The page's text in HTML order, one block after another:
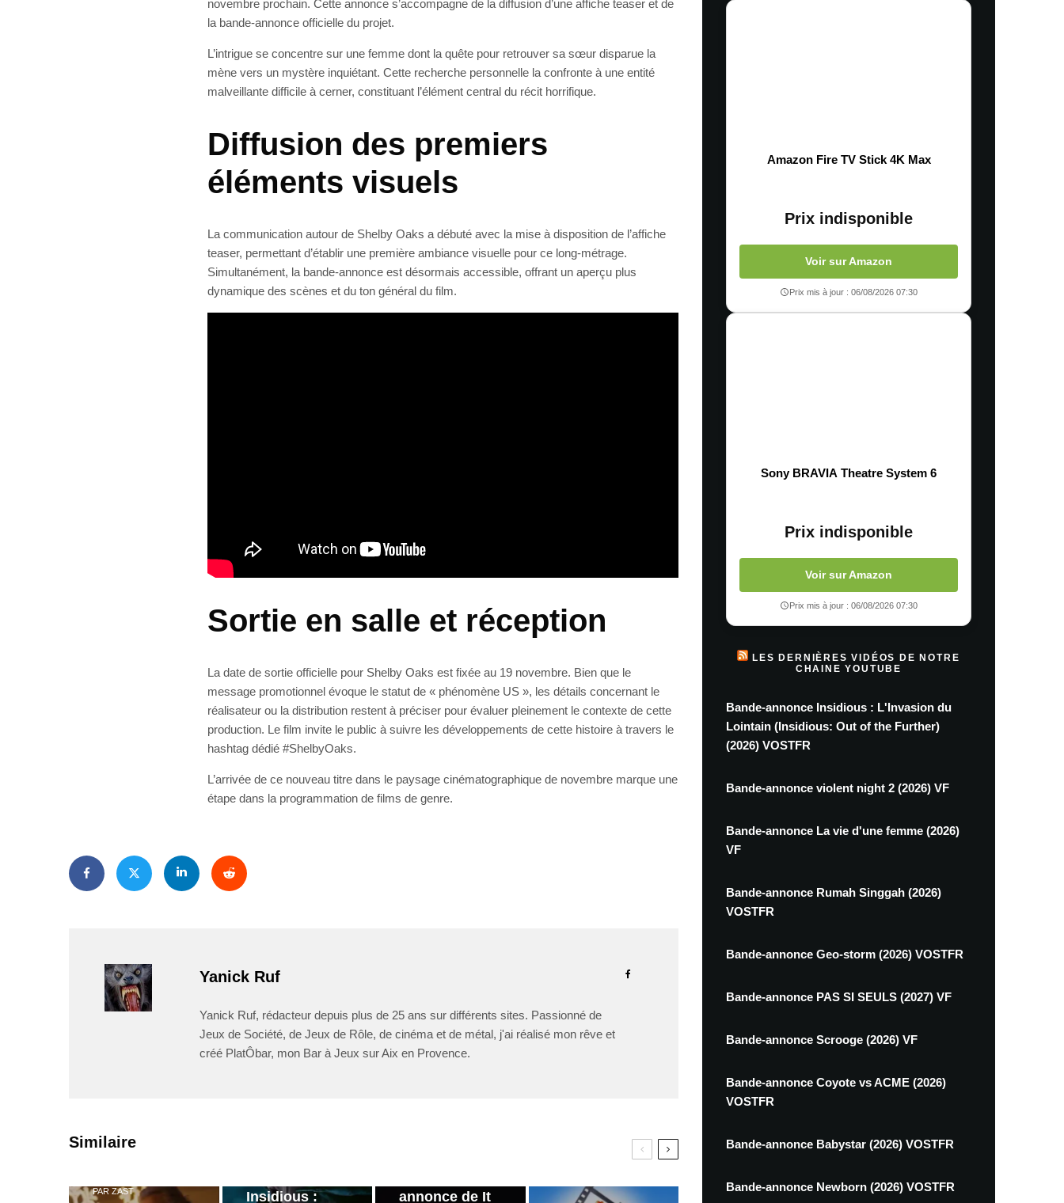
novembre prochain. Cette annonce s’accompagne de la diffusion d’une affiche teaser et de
la bande-annonce officielle du projet.
L’intrigue se concentre sur une femme dont la quête pour retrouver sa sœur disparue la
mène vers un mystère inquiétant. Cette recherche personnelle la confronte à une entité
malveillante difficile à cerner, constituant l’élément central du récit horrifique.
Diffusion des premiers
éléments visuels
La communication autour de Shelby Oaks a débuté avec la mise à disposition de l’affiche
teaser, permettant d’établir une première ambiance visuelle pour ce long-métrage.
Simultanément, la bande-annonce est désormais accessible, offrant un aperçu plus
dynamique des scènes et du ton général du film.
Sortie en salle et réception
La date de sortie officielle pour Shelby Oaks est fixée au 19 novembre. Bien que le
message promotionnel évoque le statut de « phénomène US », les détails concernant le
réalisateur ou la distribution restent à préciser pour évaluer pleinement le contexte de cette
production. Le film invite le public à suivre les développements de cette histoire à travers le
hashtag dédié #ShelbyOaks.
L’arrivée de ce nouveau titre dans le paysage cinématographique de novembre marque une
étape dans la programmation de films de genre.
Yanick Ruf
Yanick Ruf, rédacteur depuis plus de 25 ans sur différents sites. Passionné de
Jeux de Société, de Jeux de Rôle, de cinéma et de métal, j'ai réalisé mon rêve et
créé PlatÔbar, mon Bar à Jeux sur Aix en Provence.
Similaire
PAR ZAST
Insidious :
annonce de It
Amazon Fire TV Stick 4K Max
Prix indisponible
Voir sur Amazon
Prix mis à jour : 06/08/2026 07:30
Sony BRAVIA Theatre System 6
Prix indisponible
Voir sur Amazon
Prix mis à jour : 06/08/2026 07:30
LES DERNIÈRES VIDÉOS DE NOTRE
CHAINE YOUTUBE
Bande-annonce Insidious : L'Invasion du
Lointain (Insidious: Out of the Further)
(2026) VOSTFR
Bande-annonce violent night 2 (2026) VF
Bande-annonce La vie d'une femme (2026)
VF
Bande-annonce Rumah Singgah (2026)
VOSTFR
Bande-annonce Geo-storm (2026) VOSTFR
Bande-annonce PAS SI SEULS (2027) VF
Bande-annonce Scrooge (2026) VF
Bande-annonce Coyote vs ACME (2026)
VOSTFR
Bande-annonce Babystar (2026) VOSTFR
Bande-annonce Newborn (2026) VOSTFR